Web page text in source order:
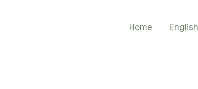
Home English